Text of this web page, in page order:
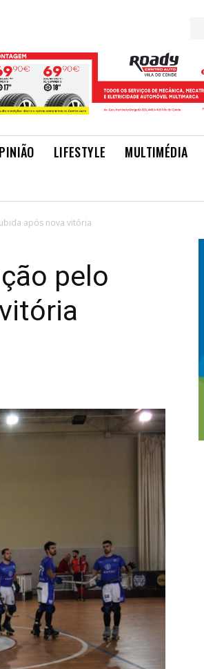
LIFESTYLE MULTIMÉDIA
após nova vitória
pelo